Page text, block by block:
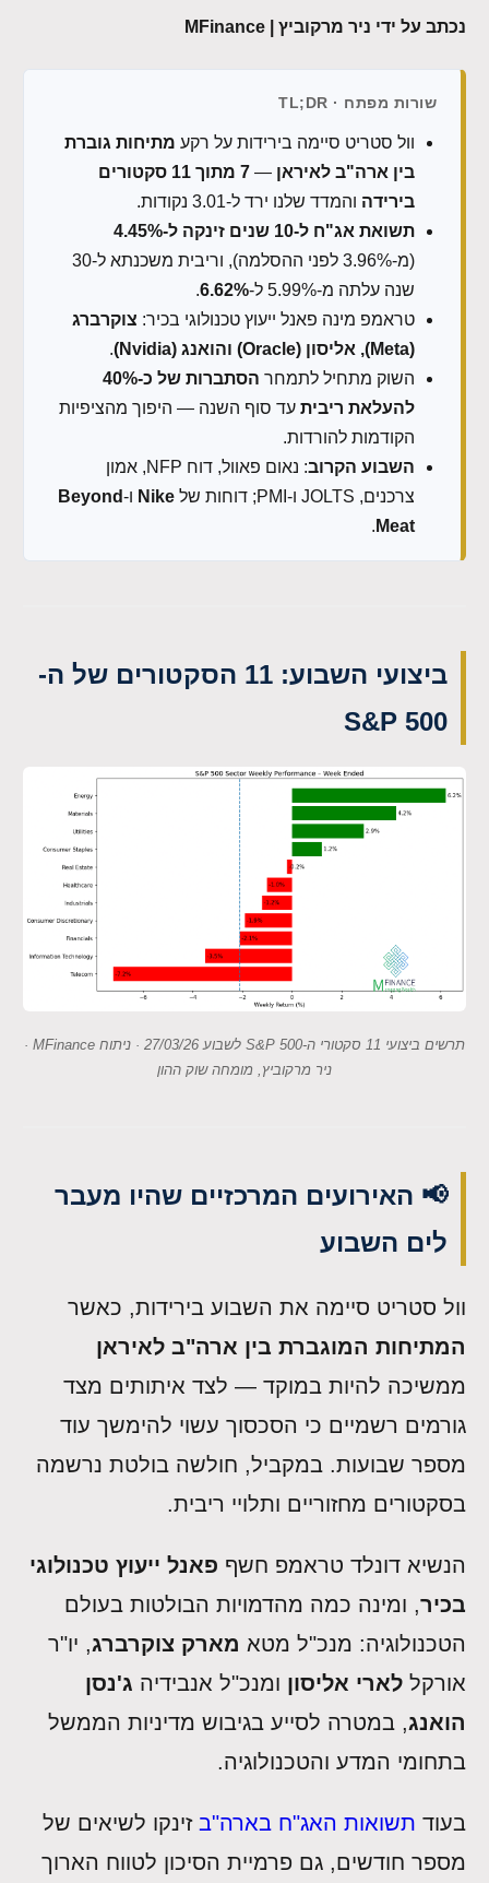
נכתב על ידי ניר מרקוביץ | MFinance
שורות מפתח · TL;DR
וול סטריט סיימה בירידות על רקע מתיחות גוברת
בין ארה"ב לאיראן —
7 מתוך 11 סקטורים
בירידה והמדד שלנו ירד ל-3.01 נקודות.
תשואת אג"ח ל-10 שנים זינקה ל-4.45%
(מ-3.96% לפני ההסלמה), וריבית משכנתא ל-30
שנה עלתה מ-5.99% ל-
6.62%
.
טראמפ מינה פאנל ייעוץ טכנולוגי בכיר: צוקרברג
(Meta), אליסון (Oracle) והואנג (Nvidia)
.
השוק מתחיל לתמחר
הסתברות של כ-40%
להעלאת ריבית עד סוף השנה — היפוך מהציפיות
הקודמות להורדות.
השבוע הקרוב
: נאום פאוול, דוח NFP, אמון
צרכנים, JOLTS ו-PMI; דוחות של
Nike ו-Beyond
Meat
.
ביצועי השבוע: 11 הסקטורים של ה-
S&P 500
תרשים ביצועי 11 סקטורי ה-S&P 500 לשבוע 27/03/26 · ניתוח MFinance ·
ניר מרקוביץ, מומחה שוק ההון
📢 האירועים המרכזיים שהיו מעבר
לים השבוע
וול סטריט סיימה את השבוע בירידות, כאשר
המתיחות המוגברת בין ארה"ב לאיראן
ממשיכה להיות במוקד — לצד איתותים מצד
גורמים רשמיים כי הסכסוך עשוי להימשך עוד
מספר שבועות. במקביל, חולשה בולטת נרשמה
בסקטורים מחזוריים ותלויי ריבית.
הנשיא דונלד טראמפ חשף פאנל ייעוץ טכנולוגי
בכיר, ומינה כמה מהדמויות הבולטות בעולם
הטכנולוגיה: מנכ"ל מטא מארק צוקרברג, יו"ר
אורקל לארי אליסון ומנכ"ל אנבידיה ג'נסן
הואנג, במטרה לסייע בגיבוש מדיניות הממשל
בתחומי המדע והטכנולוגיה.
בעוד תשואות האג"ח בארה"ב זינקו לשיאים של
מספר חודשים, גם פרמיית הסיכון לטווח הארוך